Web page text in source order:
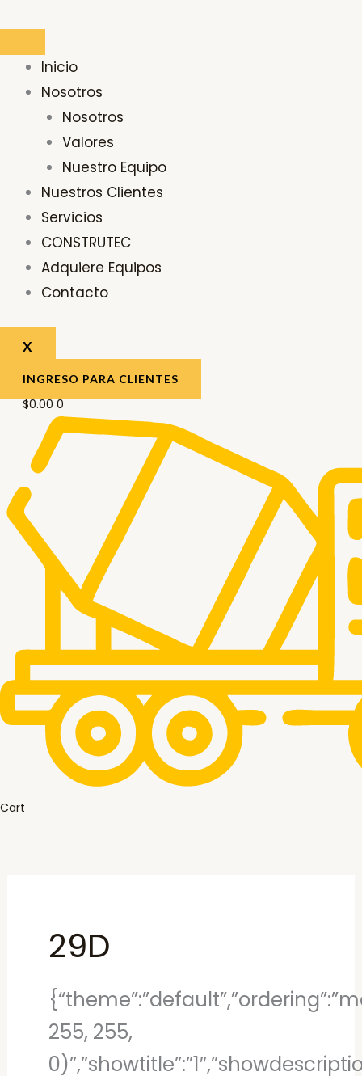
contenido
Inicio
Nosotros
Nosotros
Valores
Nuestro Equipo
Nuestros Clientes
Servicios
CONSTRUTEC
Adquiere Equipos
Contacto
X
INGRESO PARA CLIENTES
$0.00 0
Cart
29D
255, 255,